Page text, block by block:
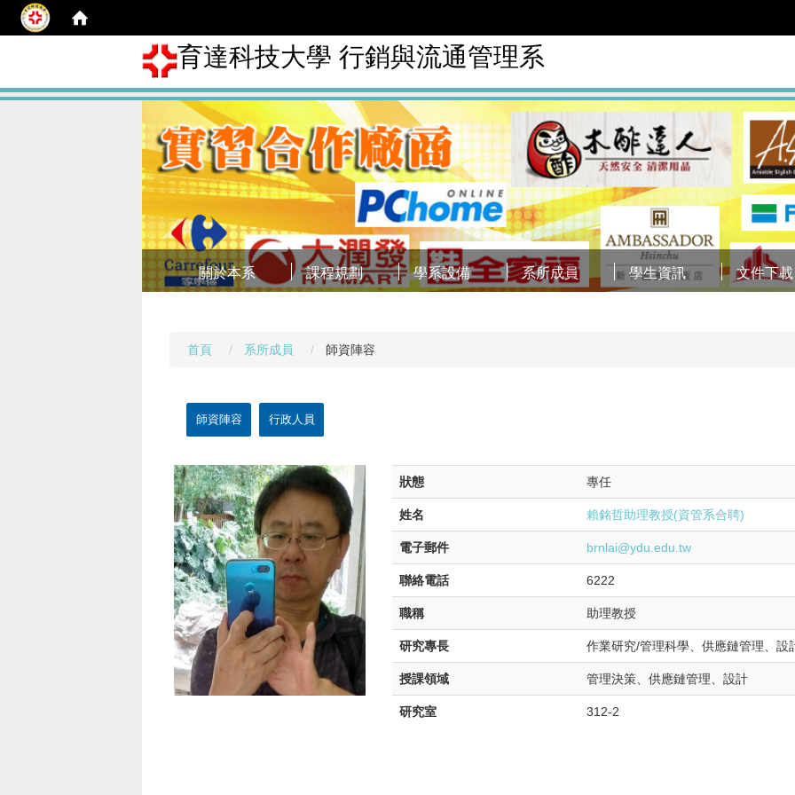
育達科技大學 行銷與流通管理系
關於本系 課程規劃 學系設備 系所成員 學生資訊 文件下載
首頁 系所成員 師資陣容
師資陣容 行政人員
狀態 專任
姓名 賴銘哲助理教授(資管系合聘)
電子郵件 brnlai@ydu.edu.tw
聯絡電話 6222
職稱 助理教授
研究專長 作業研究/管理科學、供應鏈管理、設
授課領域 管理決策、供應鏈管理、設計
研究室 312-2